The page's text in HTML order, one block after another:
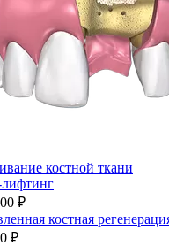
костной ткани
₽
костная
₽